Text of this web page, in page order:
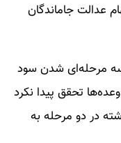
عدالت جاماندگان
مرحله‌ای شدن سود
تحقق پیدا نکرد
در دو مرحله به